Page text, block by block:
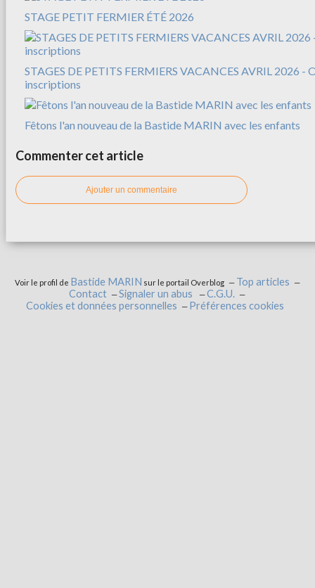
STAGE PETIT FERMIER ÉTÉ 2026
STAGES DE PETITS FERMIERS VACANCES AVRIL 2026 -
inscriptions
Fêtons l'an nouveau de la Bastide MARIN avec les enfants
Commenter cet article
Ajouter un commentaire
Voir le profil de Bastide MARIN sur le portail Overblog
Top articles
Contact
Signaler un abus
C.G.U.
Cookies et données personnelles
Préférences cookies